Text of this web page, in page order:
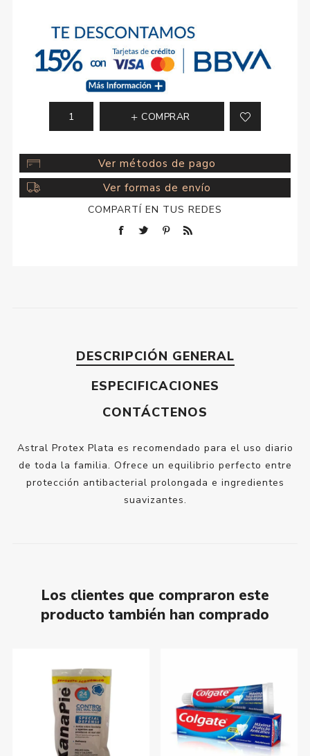
COMPRAR
Ver métodos de pago
Ver formas de envío
COMPARTÍ EN TUS REDES
DESCRIPCIÓN GENERAL
ESPECIFICACIONES
CONTÁCTENOS
Astral Protex Plata es recomendado para el uso diario
de toda la familia. Ofrece un equilibrio perfecto entre
protección antibacterial prolongada e ingredientes
suavizantes.
Los clientes que compraron este
producto también han comprado